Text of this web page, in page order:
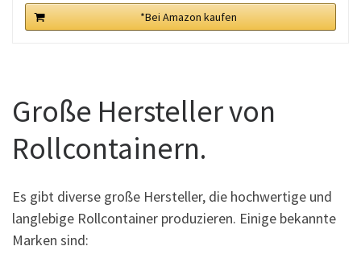
*Bei Amazon kaufen
Große Hersteller von
Rollcontainern.
Es gibt diverse große Hersteller, die hochwertige und
langlebige Rollcontainer produzieren. Einige bekannte
Marken sind: